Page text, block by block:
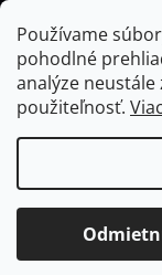
Používame
pohodlné
analýze neustále
použiteľnosť.
Prejsť
na
obsah
Domov
/ Vybavenie do
castel porcelánový
ml
Priemerné
Neohodnotené